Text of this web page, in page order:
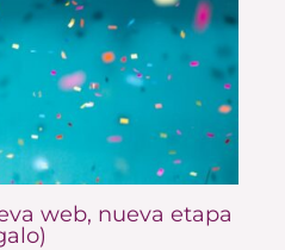
web, nueva etapa